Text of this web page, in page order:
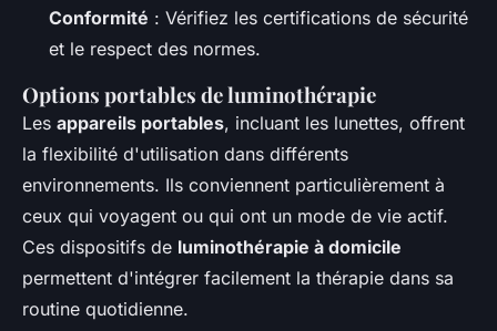
Conformité : Vérifiez les certifications de sécurité
et le respect des normes.
Options portables de luminothérapie
Les appareils portables, incluant les lunettes, offrent
la flexibilité d'utilisation dans différents
environnements. Ils conviennent particulièrement à
ceux qui voyagent ou qui ont un mode de vie actif.
Ces dispositifs de luminothérapie à domicile
permettent d'intégrer facilement la thérapie dans sa
routine quotidienne.